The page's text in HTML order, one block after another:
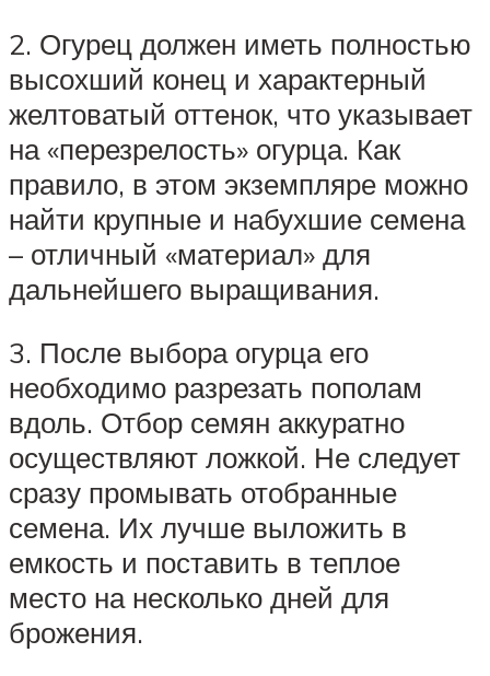
2. Огурец должен иметь полностью
высохший конец и характерный
желтоватый оттенок, что указывает
на «перезрелость» огурца. Как
правило, в этом экземпляре можно
найти крупные и набухшие семена
– отличный «материал» для
дальнейшего выращивания.
3. После выбора огурца его
необходимо разрезать пополам
вдоль. Отбор семян аккуратно
осуществляют ложкой. Не следует
сразу промывать отобранные
семена. Их лучше выложить в
емкость и поставить в теплое
место на несколько дней для
брожения.